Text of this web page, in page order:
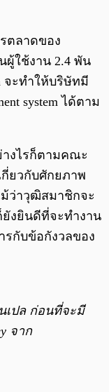
ตลาดของ
ผู้ใช้งาน 2.4 พัน
จะทำให้บริษัทมี
system ได้ตาม
งไรก็ตามคณะ
ยวกับศักยภาพ
ม้ว่าวุฒิสมาชิกจะ
ยังยินดีที่จะทำงาน
รกับข้อกังวลของ
เปล ก่อนที่จะมี
จาก